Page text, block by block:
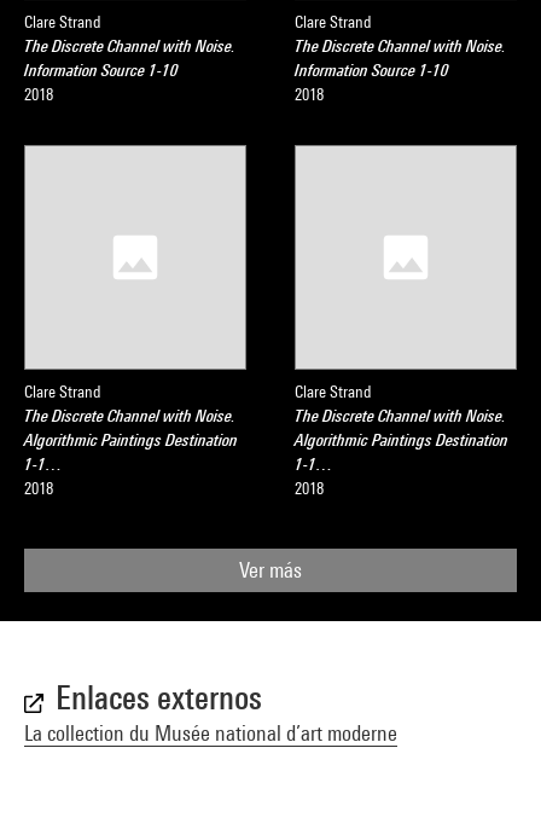
Clare Strand
The Discrete Channel with Noise.
Information Source 1-10
2018
Clare Strand
The Discrete Channel with Noise.
Information Source 1-10
2018
Clare Strand
The Discrete Channel with Noise.
Algorithmic Paintings Destination
1-1…
2018
Clare Strand
The Discrete Channel with Noise.
Algorithmic Paintings Destination
1-1…
2018
Ver más
Enlaces externos
La collection du Musée national d’art moderne